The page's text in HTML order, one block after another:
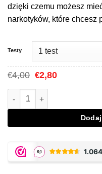
dzięki czemu możesz
narkotyków, które chcesz
Testy
€4,00 Cena
Original
wynosiła:
€4,00.
€2,80Aktualna
Ilość MCPP Drug Test